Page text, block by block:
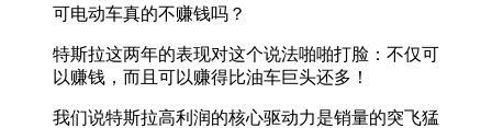
可电动车真的不赚钱吗？
特斯拉这两年的表现对这个说法啪啪打脸：不仅可
以赚钱，而且可以赚得比油车巨头还多！
我们说特斯拉高利润的核心驱动力是销量的突飞猛